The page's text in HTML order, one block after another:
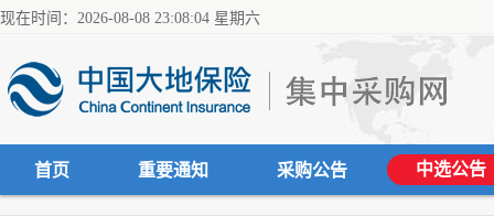
现在时间：2026-08-08 23:08:05 星期六
首页 重要通知 采购公告 中选公告